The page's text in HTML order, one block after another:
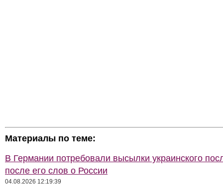
Материалы по теме:
В Германии потребовали высылки украинского
после его слов о России
04.08.2026 12:19:39